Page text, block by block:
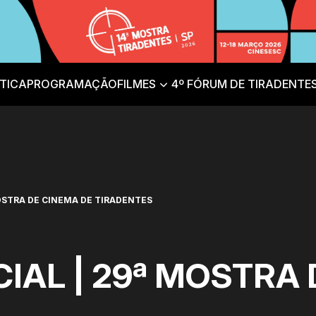
PROGRAMAÇÃOFILMES 4º FÓRUM DE
DE CINEMA DE TIRADENTES
| 29ª MOSTRA